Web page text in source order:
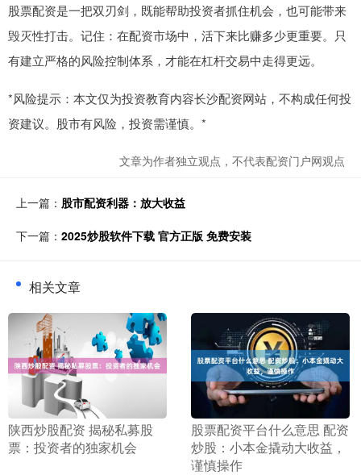
股票配资是一把双刃剑，既能帮助投资者抓住机会，也可能带来
毁灭性打击。记住：在配资市场中，活下来比赚多少更重要。只
有建立严格的风险控制体系，才能在杠杆交易中走得更远。
*风险提示：本文仅为投资教育内容长沙配资网站，不构成任何投
资建议。股市有风险，投资需谨慎。*
文章为作者独立观点，不代表配资门户网观点
上一篇： 股市配资利器：放大收益
下一篇： 2025炒股软件下载 官方正版 免费安装
相关文章
​陕西炒股配资 揭秘私募股
票：投资者的独家机会
​股票配资平台什么意思 配资
炒股：小本金撬动大收益，
谨慎操作